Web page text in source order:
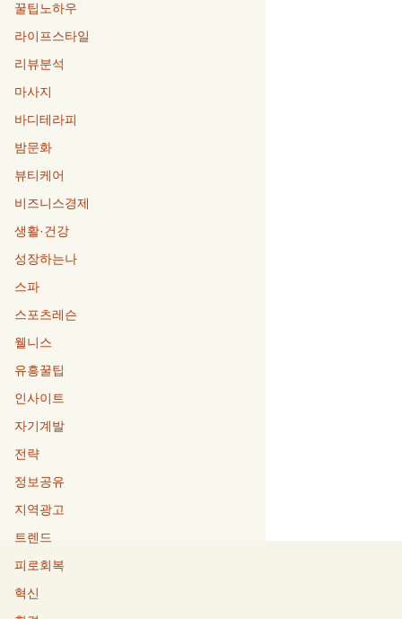
꿀팁노하우
라이프스타일
리뷰분석
마사지
바디테라피
밤문화
뷰티케어
비즈니스경제
생활·건강
성장하는나
스파
스포츠레슨
웰니스
유흥꿀팁
인사이트
자기계발
전략
정보공유
지역광고
트렌드
피로회복
혁신